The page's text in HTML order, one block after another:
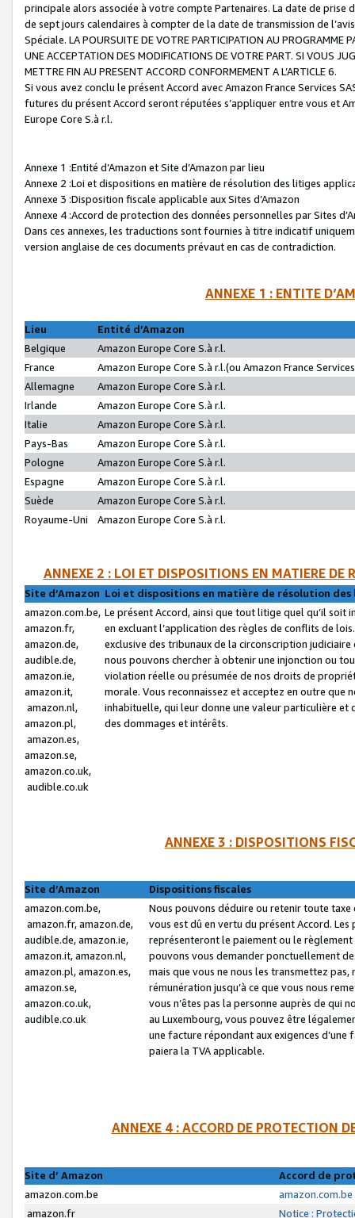
principale alors associée à votre compte Partenaires. La date de
de sept jours calendaires à compter de la date de transmission de
Spéciale. LA POURSUITE DE VOTRE PARTICIPATION AU PROGRAMME
UNE ACCEPTATION DES MODIFICATIONS DE VOTRE PART. SI VOUS
METTRE FIN AU PRESENT ACCORD CONFORMEMENT A L’ARTICLE 6.
Si vous avez conclu le présent Accord avec Amazon France Services
futures du présent Accord seront réputées s’appliquer entre vous et
Europe Core S.à r.l.
Annexe 1 :Entité d’Amazon et Site d’Amazon par lieu
Annexe 2 :Loi et dispositions en matière de résolution des litiges
Annexe 3 :Disposition fiscale applicable aux Sites d’Amazon
Annexe 4 :Accord de protection des données personnelles par Sites
Dans ces annexes, les traductions sont fournies à titre indicatif
version anglaise de ces documents prévaut en cas de contradiction.
ANNEXE 1 : ENTITE
Lieu
Entité d’Amazon
Belgique
Amazon Europe Core S.à r.l.
France
Amazon Europe Core S.à r.l.(ou Amazon France
Allemagne
Amazon Europe Core S.à r.l.
Irlande
Amazon Europe Core S.à r.l.
Italie
Amazon Europe Core S.à r.l.
Pays-Bas
Amazon Europe Core S.à r.l.
Pologne
Amazon Europe Core S.à r.l.
Espagne
Amazon Europe Core S.à r.l.
Suède
Amazon Europe Core S.à r.l.
Royaume-Uni
Amazon Europe Core S.à r.l.
ANNEXE 2 : LOI ET DISPOSITIONS EN MATIERE DE
Site d’Amazon Loi et dispositions en matière de résolution
amazon.com.be,
amazon.fr,
amazon.de,
audible.de,
amazon.ie,
amazon.it,
amazon.nl,
amazon.pl,
amazon.es,
amazon.se,
amazon.co.uk,
audible.co.uk
Le présent Accord, ainsi que tout litige quel qu’il soit
en excluant l’application des règles de conflits de
exclusive des tribunaux de la circonscription
nous pouvons chercher à obtenir une injonction ou
violation réelle ou présumée de nos droits de
morale. Vous reconnaissez et acceptez en outre que
inhabituelle, qui leur donne une valeur particulière
des dommages et intérêts.
ANNEXE 3 : DISPOSITIONS
Site d’Amazon
Dispositions fiscales
amazon.com.be,
amazon.fr, amazon.de,
audible.de, amazon.ie,
amazon.it, amazon.nl,
amazon.pl, amazon.es,
amazon.se,
amazon.co.uk,
audible.co.uk
Nous pouvons déduire ou retenir toute
vous est dû en vertu du présent Accord.
représenteront le paiement ou le
pouvons vous demander ponctuellement
mais que vous ne nous les transmettez
rémunération jusqu’à ce que vous nous
vous n’êtes pas la personne auprès de qui
au Luxembourg, vous pouvez être
une facture répondant aux exigences
paiera la TVA applicable.
ANNEXE 4 : ACCORD DE PROTECTION
Site d’ Amazon
Accord de
amazon.com.be
amazon.fr
Notice :